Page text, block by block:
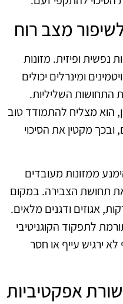
מצב רוח
נפשית ופיזית. מזונות
בחומצות שומן אומגה 3, ויטמינים ומינרלים יכולים
השליליות.
הוא מצליח להתמודד טוב
ובכך מקטין את הסיכוי
ממזונות מעובדים
תחושת הצבירה. במקום
אגוזים ודגנים מלאים.
לתפקוד הקוגניטיבי
ירגיש עייף או חסר
אפקטיביות